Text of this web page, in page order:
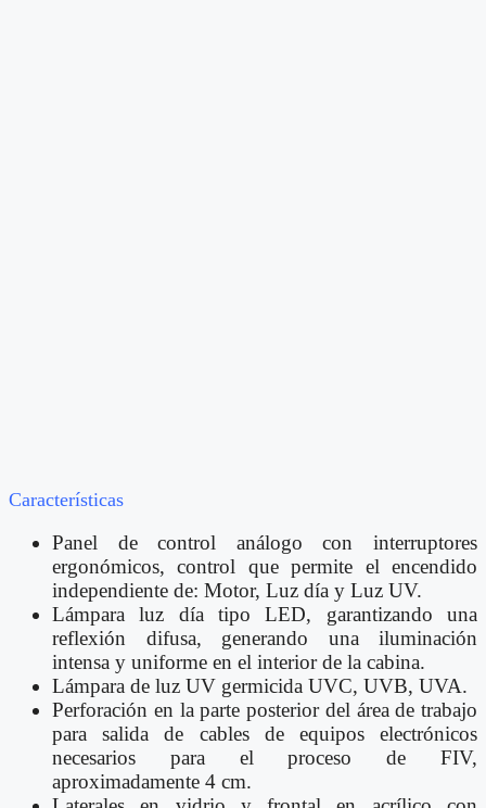
Características
Panel de control análogo con interruptores
ergonómicos, control que permite el encendido
independiente de: Motor, Luz día y Luz UV.
Lámpara luz día tipo LED, garantizando una
reflexión difusa, generando una iluminación
intensa y uniforme en el interior de la cabina.
Lámpara de luz UV germicida UVC, UVB, UVA.
Perforación en la parte posterior del área de trabajo
para salida de cables de equipos electrónicos
necesarios para el proceso de FIV,
aproximadamente 4 cm.